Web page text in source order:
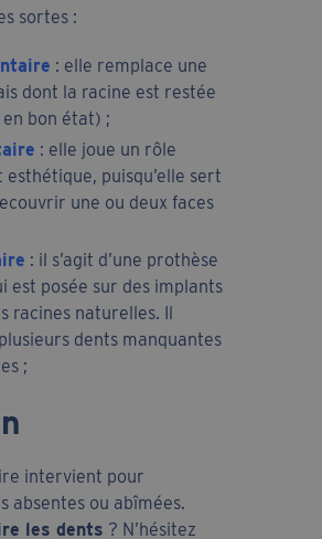
sortes :
: elle remplace une
dont la racine est restée
bon état) ;
: elle joue un rôle
puisqu’elle sert
une ou deux faces
: il s’agit d’une prothèse
est posée sur des implants
racines naturelles. Il
dents manquantes
;
intervient pour
absentes ou abîmées.
les dents ? N’hésitez